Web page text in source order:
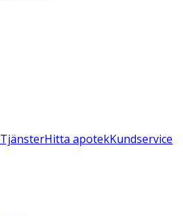
TjänsterHitta apotekKundservice